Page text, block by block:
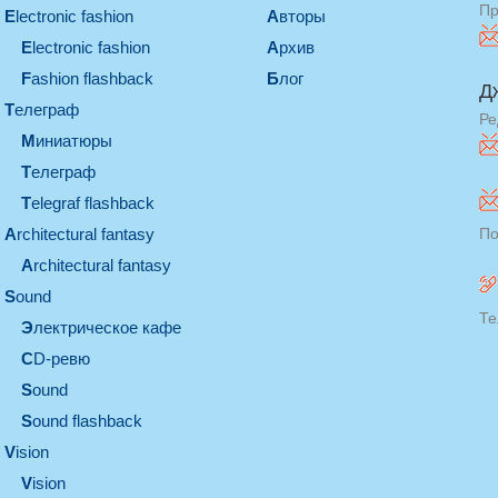
electronic fashion
electronic fashion
Fashion flashback
телеграф
миниатюры
телеграф
Telegraf flashback
architectural fantasy
architectural fantasy
sound
электрическое кафе
CD-ревю
sound
Sound flashback
vision
vision
Авторы
Архив
Блог